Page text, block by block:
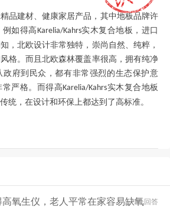
品建材、健康家居产品，其中地板品牌许
例如得高Karelia/Kahrs实木复合地板，进口
，北欧设计非常独特，崇尚自然、纯粹，
格。而且北欧森林覆盖率很高，拥有纯净
政府到民众，都有非常强烈的生态保护意
常严格。而得高Karelia/Kahrs实木复合地板
统，在设计和环保上都达到了高标准。
氧生仪，老人平常在家容易缺氧1个回答